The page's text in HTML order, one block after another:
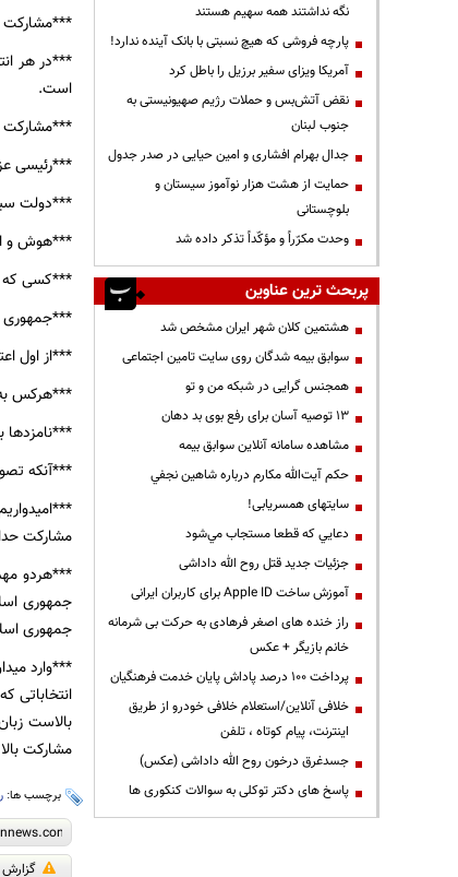
***مشارکت
***در هر
است.
***مشارکت
***رئیسی
***دولت
***هوش و
***کسی که
***جمهوری
***از اول
***هرکس به
***نامزدها
***آنکه
مشارکت
***هردو
جمهوری
جمهوری
***وارد
بالاست
مشارکت
برچسب ها:
نگه نداشتند همه سهیم هستند
پارچه فروشی که هیچ نسبتی با بانک آینده ندارد!
آمریکا ویزای سفیر برزیل را باطل کرد
نقض آتش‌بس و حملات رژیم صهیونیستی به
جنوب لبنان
جدال بهرام افشاری و امین حیایی در صدر جدول
حمایت از هشت هزار نوآموز سیستان و
بلوچستانی
وحدت مکرّراً و مؤکّداً تذکر داده شد
پربحث ترین عناوین
هشتمین کلان شهر ایران مشخص شد
سوابق بیمه شدگان روی سایت تامین اجتماعی
همجنس گرایی در شبکه من و تو
13 توصیه آسان برای رفع بوی بد دهان
مشاهده سامانه آنلاين سوابق بیمه
حكم آيت‌الله مكارم درباره شاهين نجفي
سایتهای همسریابی!
دعايي كه قطعا مستجاب مي‌شود
جزئیات جدید قتل روح الله داداشی
آموزش ساخت Apple ID برای کاربران ایرانی
راز خنده های اصغر فرهادی به حرکت بی شرمانه
خانم بازیگر + عکس
پرداخت ۱۰۰ درصد پاداش پایان خدمت فرهنگیان
خلافی آنلاین/استعلام خلافی خودرو از طریق
اینترنت، پیام کوتاه ، تلفن
جسدغرق درخون روح الله داداشی (عکس)
پاسخ های دکتر توکلی به سوالات کنکوری ها